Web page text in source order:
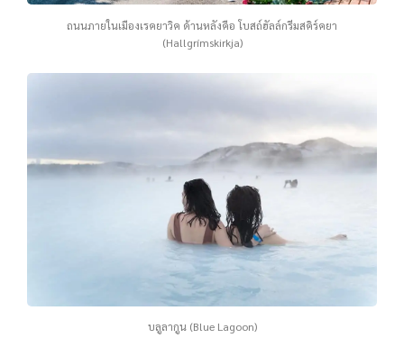
ถนนภายในเมืองเรคยาวิค ด้านหลังคือ โบสถ์ฮัลล์กรีมสคิร์คยา
(Hallgrímskirkja)
บลูลากูน (Blue Lagoon)